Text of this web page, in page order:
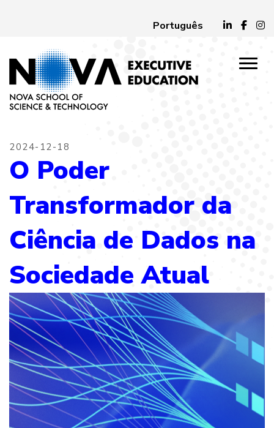
Português
2024-12-18
O Poder
Transformador da
Ciência de Dados na
Sociedade Atual